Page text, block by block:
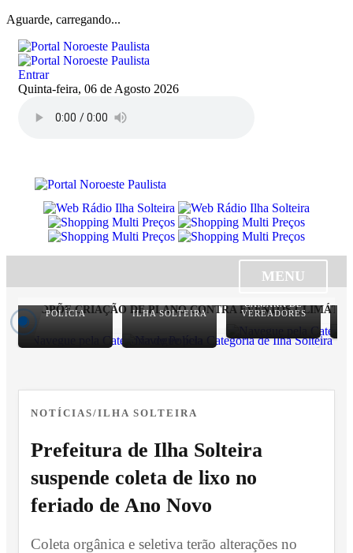
Aguarde, carregando...
Entrar
Quinta-feira, 06 de Agosto 2026
MENU
PROPÕE CRIAÇÃO DE PLANO CONTRA EVENTOS
POLÍCIA ILHA SOLTEIRA
CÂMARA DE
VEREADORES
NOTÍCIAS/ILHA SOLTEIRA
Prefeitura de Ilha Solteira
suspende coleta de lixo no
feriado de Ano Novo
Coleta orgânica e seletiva terão alterações no